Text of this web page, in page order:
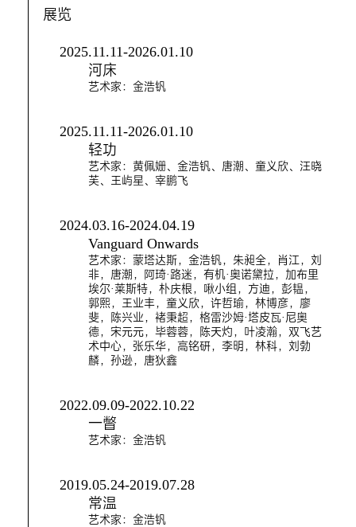
展览
2025.11.11-2026.01.10
河床
艺术家：金浩钒
2025.11.11-2026.01.10
轻功
艺术家：黄佩姗、金浩钒、唐潮、童义欣、汪晓
芙、王屿星、宰鹏飞
2024.03.16-2024.04.19
Vanguard Onwards
艺术家：蒙塔达斯，金浩钒，朱昶全，肖江，刘
非，唐潮，阿琦·路迷，有机·奥诺黛拉，加布里
埃尔·莱斯特，朴庆根，啾小组，方迪，彭韫，
郭熙，王业丰，童义欣，许哲瑜，林博彦，廖
斐，陈兴业，褚秉超，格雷沙姆·塔皮瓦·尼奥
德，宋元元，毕蓉蓉，陈天灼，叶凌瀚，双飞艺
术中心，张乐华，高铭研，李明，林科，刘勃
麟，孙逊，唐狄鑫
2022.09.09-2022.10.22
一瞥
艺术家：金浩钒
2019.05.24-2019.07.28
常温
艺术家：金浩钒